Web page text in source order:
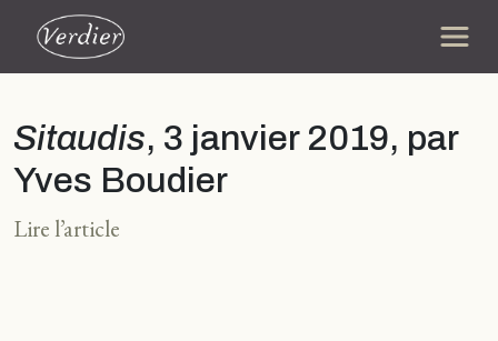
Sitaudis, 3 janvier 2019, par
Yves Boudier
Lire l’article